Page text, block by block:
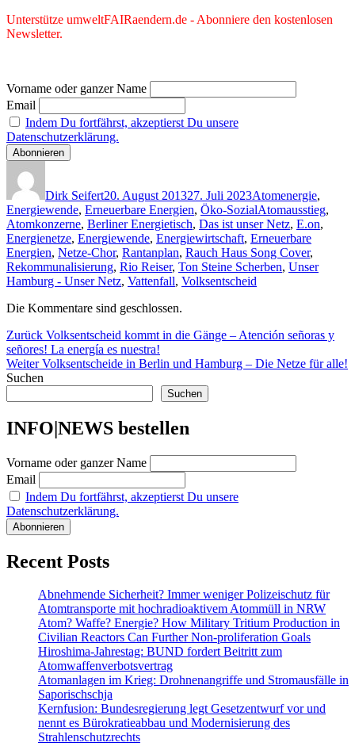
Unterstütze umweltFAIRaendern.de - Abonniere den kostenlosen
Newsletter.
Vorname oder ganzer Name
Email
Indem Du fortfährst, akzeptierst Du unsere
Datenschutzerklärung.
Dirk Seifert20. August 201327. Juli 2023Atomenergie,
Energiewende, Erneuerbare Energien, Öko-SozialSchlagwörter
Atomausstieg,
Atomkonzerne, Berliner Energietisch, Das ist unser Netz, E.on,
Energienetze, Energiewende, Energiewirtschaft, Erneuerbare
Energien, Netze-Chor, Rantanplan, Rauch Haus Song Cover,
Rekommunalisierung, Rio Reiser, Ton Steine Scherben, Unser
Hamburg - Unser Netz, Vattenfall, Volksentscheid
Die Kommentare sind geschlossen.
Beitragsnavigation
Zurück Vorheriger
Beitrag:
Volksentscheid kommt in die Gänge – Atención señoras y
señores! La energía es nuestra!
Weiter Nächster
Beitrag:
Volksentscheide in Berlin und Hamburg – Die Netze für alle!
Suchen
Suchen
INFO|NEWS bestellen
Vorname oder ganzer Name
Email
Indem Du fortfährst, akzeptierst Du unsere
Datenschutzerklärung.
Recent Posts
Abnehmende Sicherheit? Immer weniger Polizeischutz für
Atomtransporte mit hochradioaktivem Atommüll in NRW
Atom? Waffe? Energie? How Military Tritium Production in
Civilian Reactors Can Further Non-proliferation Goals
Hiroshima-Jahrestag: BUND fordert Beitritt zum
Atomwaffenverbotsvertrag
Atomanlagen im Krieg: Drohnenangriffe und Stromausfälle in
Saporischschja
Kernfusion: Bundesregierung legt Gesetzentwurf vor und
nennt es Bürokratieabbau und Modernisierung des
Strahlenschutzrechts